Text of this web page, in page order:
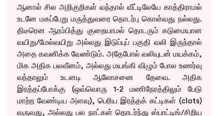
ஆனால் சில அறிகுறிகள் வந்தால் வீட்டிலேயே காத்திராமல்
உடனே மகப்பேறு மருத்துவரை தொடர்பு கொள்வது நல்லது.
திடீரென ஆரம்பித்து குறையாமல் தொடரும் கடுமையான
வயிறு/மேல்வயிறு அல்லது இடுப்புப் பகுதி வலி இருந்தால்
அதை கவனிக்க வேண்டும். அதேபோல் வலியுடன் மயக்கம்,
மிக அதிக பலவீனம், அல்லது மயங்கி விழும் போல உணர்வு
வந்தாலும் உடனடி ஆலோசனை தேவை. அதிக
இரத்தப்போக்கு (ஒவ்வொரு 1-2 மணிநேரத்திலும் பேடு
மாற்ற வேண்டிய அளவு), பெரிய இரத்தக் கட்டிகள் (clots)
வருவது, அல்லது பல நாட்கள் தொடர்ந்து ஸ்பாட்டிங்/சிறிய